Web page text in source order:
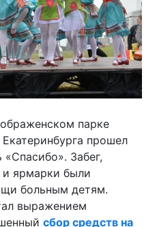
парке
прошел
«Спасибо». Забег,
и ярмарки были
больным детям.
выражением
сбор средств на